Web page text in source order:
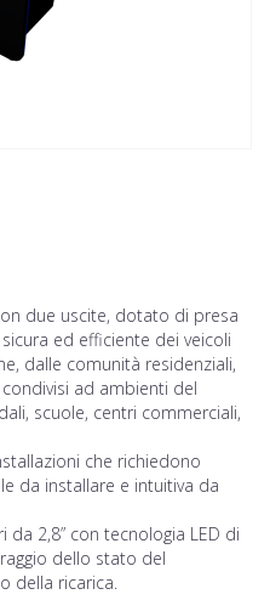
due uscite, dotato di presa
ed efficiente dei veicoli
dalle comunità residenziali,
ad ambienti del
scuole, centri commerciali,
che richiedono
da installare e intuitiva da
da 2,8” con tecnologia LED di
dello stato del
della ricarica.